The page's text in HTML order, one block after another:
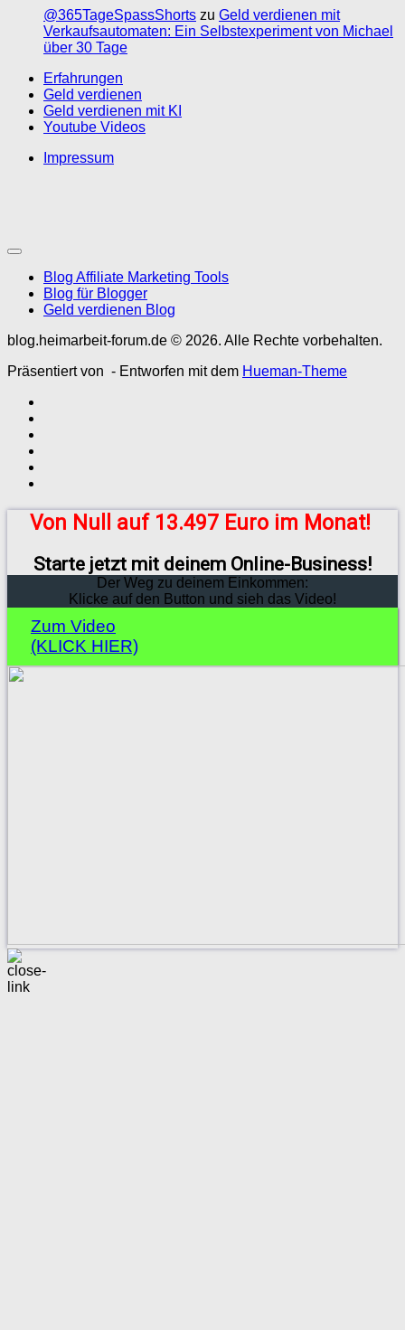
@365TageSpassShorts zu Geld verdienen mit
Verkaufsautomaten: Ein Selbstexperiment von Michael
über 30 Tage
Erfahrungen
Geld verdienen
Geld verdienen mit KI
Youtube Videos
Impressum
Blog Affiliate Marketing Tools
Blog für Blogger
Geld verdienen Blog
blog.heimarbeit-forum.de © 2026. Alle Rechte vorbehalten.
Präsentiert von - Entworfen mit dem Hueman-Theme
Von Null auf 13.497 Euro im Monat!
Starte jetzt mit deinem Online-Business!
Der Weg zu deinem Einkommen:
Klicke auf den Button und sieh das Video!
Zum Video
(KLICK HIER)